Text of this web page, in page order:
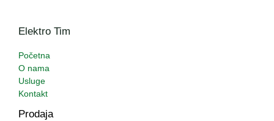
Elektro Tim
Početna
O nama
Usluge
Kontakt
Prodaja